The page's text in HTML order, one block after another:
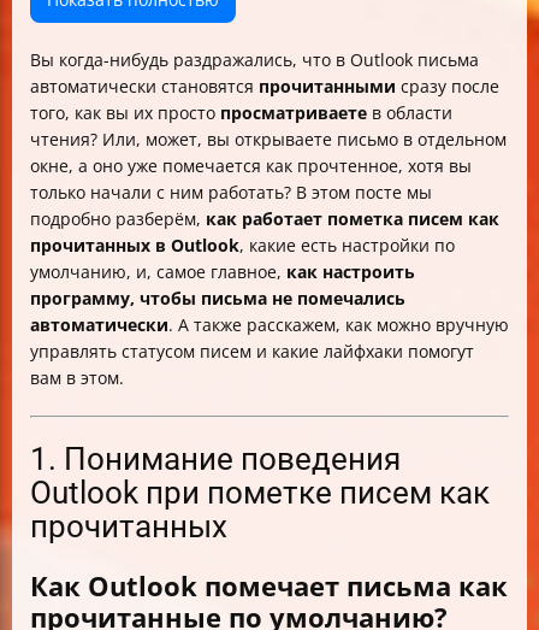
4. Лучшие практики и особенности разных версий
Итоговая таблица настроек Outlook для управления
статусом писем
Заключение
Вы когда-нибудь раздражались, что в Outlook письма
автоматически становятся прочитанными сразу после
того, как вы их просто просматриваете в области
чтения? Или, может, вы открываете письмо в отдельном
окне, а оно уже помечается как прочтенное, хотя вы
только начали с ним работать? В этом посте мы
подробно разберём, как работает пометка писем как
прочитанных в Outlook, какие есть настройки по
умолчанию, и, самое главное, как настроить
программу, чтобы письма не помечались
автоматически. А также расскажем, как можно вручную
управлять статусом писем и какие лайфхаки помогут
вам в этом.
1. Понимание поведения
Outlook при пометке писем как
прочитанных
Как Outlook помечает письма как
прочитанные по умолчанию?